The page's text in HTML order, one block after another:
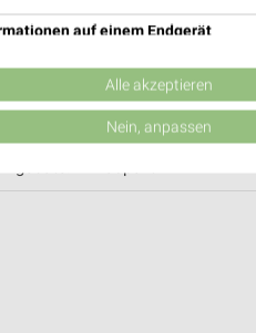
56
Geschlossen
auf einem Endgerät
von Werbeanzeigen
Werbung
Alle akzeptieren
Nein, anpassen